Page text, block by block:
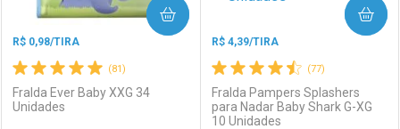
(81)
R$ 0,98/TIRA
Fralda Ever Baby XXG 34
Unidades
COMPRAR
(77)
R$ 4,39/TIRA
Fralda Pampers Splashers
para Nadar Baby Shark G-XG
10 Unidades
COMPRAR